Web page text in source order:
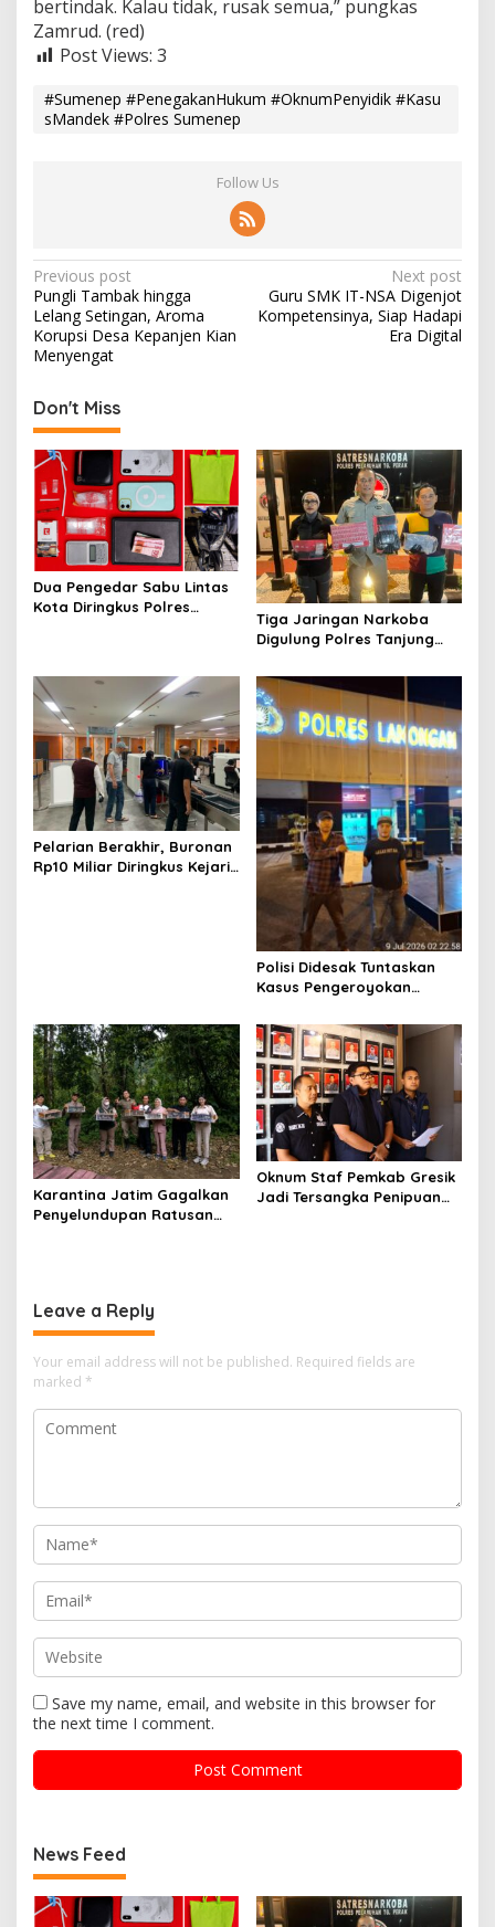
bertindak. Kalau tidak, rusak semua,” pungkas
Zamrud. (red)
Post Views: 3
#Sumenep #PenegakanHukum #OknumPenyidik #Kasu
sMandek #Polres Sumenep
Follow Us
P
o
s
t
n
a
v
i
g
a
t
i
n
Previous post
Pungli Tambak hingga
Lelang Setingan, Aroma
Korupsi Desa Kepanjen Kian
Menyengat
Next post
Guru SMK IT-NSA Digenjot
Kompetensinya, Siap Hadapi
Era Digital
Don't Miss
Dua Pengedar Sabu Lintas
Kota Diringkus Polres
Tiga Jaringan Narkoba
Digulung Polres Tanjung
Dibekuk
Pelarian Berakhir, Buronan
Rp10 Miliar Diringkus Kejari
Polisi Didesak Tuntaskan
Kasus Pengeroyokan
Lamongan
Karantina Jatim Gagalkan
Penyelundupan Ratusan
Oknum Staf Pemkab Gresik
Jadi Tersangka Penipuan
Leave a Reply
Your email address will not be published. Required fields are
marked *
Save my name, email, and website in this browser for
the next time I comment.
News Feed